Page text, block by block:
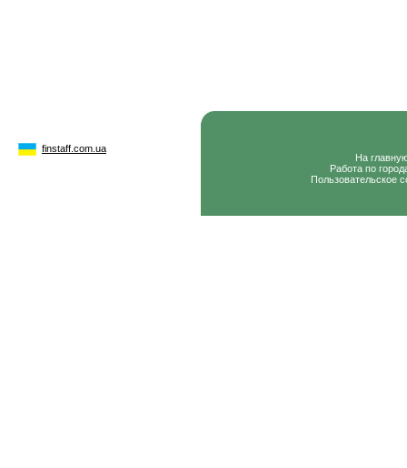
finstaff.com.ua
На
Работа по
Пользовательское